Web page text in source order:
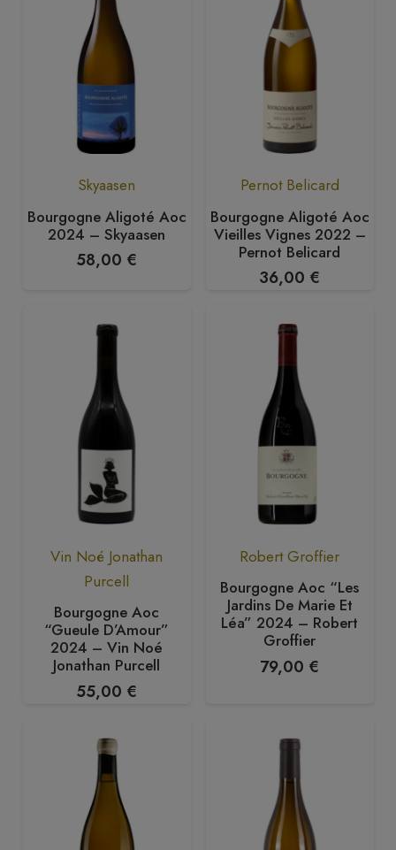
Skyaasen
Bourgogne Aligoté Aoc
2024 – Skyaasen
58,00 €
Pernot Belicard
Bourgogne Aligoté Aoc
Vieilles Vignes 2022 –
Pernot Belicard
36,00 €
Vin Noé Jonathan
Purcell
Bourgogne Aoc
“Gueule D’Amour”
2024 – Vin Noé
Jonathan Purcell
55,00 €
Robert Groffier
Bourgogne Aoc “Les
Jardins De Marie Et
Léa” 2024 – Robert
Groffier
79,00 €